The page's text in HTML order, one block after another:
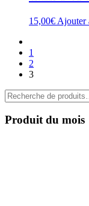
15,00€ Ajouter
1
2
3
Recherche
pour :
Produit du mois